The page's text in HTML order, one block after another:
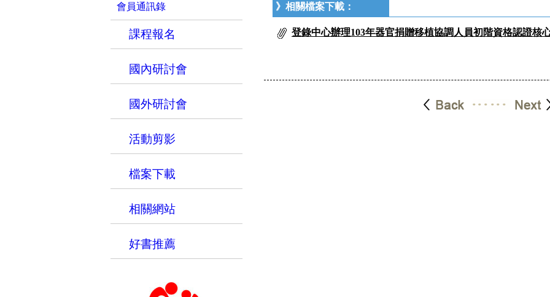
會員通訊錄
課程報名
國內研討會
國外研討會
活動剪影
檔案下載
相關網站
好書推薦
》相關檔案下載：
登錄中心辦理103年器官捐贈移植協調人員初階資格認證核